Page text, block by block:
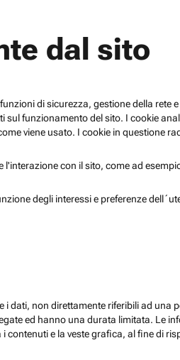
dal sito
di sicurezza, gestione della rete
funzionamento del sito. I cookie
viene usato. I cookie in questione
con il sito, come ad
degli interessi e preferenze
i dati, non direttamente riferibili ad una
ed hanno una durata limitata. Le
e la veste grafica, al fine di